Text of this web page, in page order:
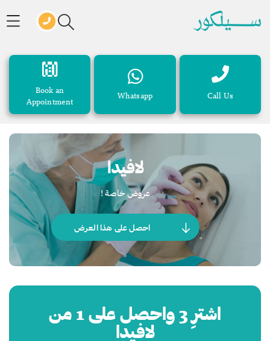
Call Us
Whatsapp
Book an
Appointment
لافيدا
عروض خاصة !
احصل على هذا العرض
اشترِ 3 واحصل على 1 من
لافيدا